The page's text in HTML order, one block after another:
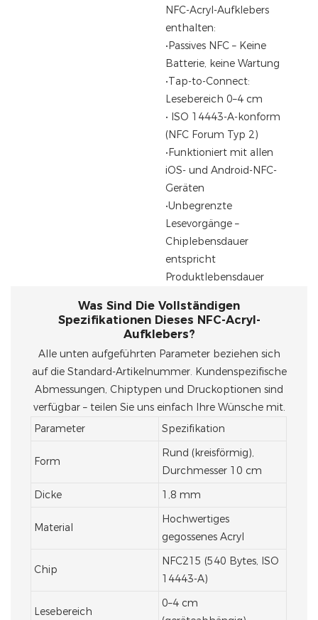
NFC-Acryl-Aufklebers
enthalten:
•Passives NFC – Keine
Batterie, keine Wartung
•Tap-to-Connect:
Lesebereich 0–4 cm
• ISO 14443-A-konform
(NFC Forum Typ 2)
•Funktioniert mit allen
iOS- und Android-NFC-
Geräten
•Unbegrenzte
Lesevorgänge –
Chiplebensdauer
entspricht
Produktlebensdauer
Was Sind Die Vollständigen
Spezifikationen Dieses NFC-Acryl-
Aufklebers?
Alle unten aufgeführten Parameter beziehen sich
auf die Standard-Artikelnummer. Kundenspezifische
Abmessungen, Chiptypen und Druckoptionen sind
verfügbar – teilen Sie uns einfach Ihre Wünsche mit.
Parameter
Spezifikation
Form
Rund (kreisförmig),
Durchmesser 10 cm
Dicke
1,8 mm
Material
Hochwertiges
gegossenes Acryl
Chip
NFC215 (540 Bytes, ISO
14443-A)
Lesebereich
0–4 cm